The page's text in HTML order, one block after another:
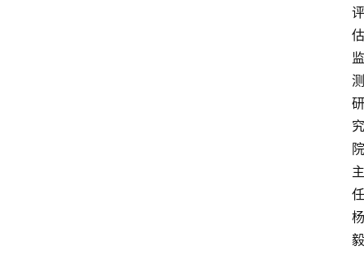
评
估
监
测
研
究
院
主
任
杨
毅